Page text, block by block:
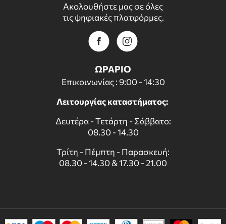
Ακολουθήστε μας σε όλες
τις ψηφιακές πλατφόρμες.
ΩΡΑΡΙΟ
Επικοινωνίας : 9:00 - 14:30
Λειτουργίας καταστήματος:
Δευτέρα - Τετάρτη - Σάββατο:
08.30 - 14.30
Τρίτη - Πέμπτη - Παρασκευή:
08.30 - 14.30 & 17.30 - 21.00